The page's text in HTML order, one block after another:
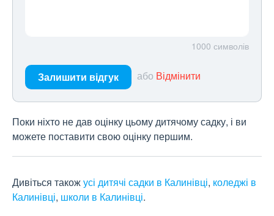
1000 символів
Залишити відгук або Відмінити
Поки ніхто не дав оцінку цьому дитячому садку, і ви
можете поставити свою оцінку першим.
Дивіться такожусі дитячі садки в Калинівці, коледжі в
Калинівці, школи в Калинівці.